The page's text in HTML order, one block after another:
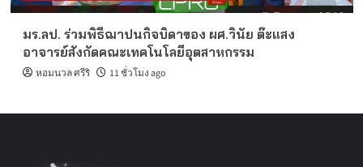
มร.ลป. ร่วมพิธีฌาปนกิจบิดาของ ผศ.วินัย ต๊ะแสง
อาจารย์สังกัดคณะเทคโนโลยีอุตสาหกรรม
หอมนวล ศรีริ 11 ชั่วโมง ago